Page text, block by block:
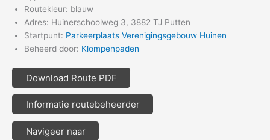
Routekleur: blauw
Adres: Huinerschoolweg 3, 3882 TJ Putten
Startpunt: Parkeerplaats Verenigingsgebouw Huinen
Beheerd door: Klompenpaden
Download Route PDF
Informatie routebeheerder
Navigeer naar